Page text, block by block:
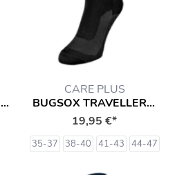
BUGSOX ADVENTURE (IMPRÄGNIERT) SOCKEN
CARE PLUS
BUGSOX TRAVELLER 2 PAAR (IMPRÄGNIERT) SOCKEN
19,95 €*
35-37 38-40 41-43 44-47